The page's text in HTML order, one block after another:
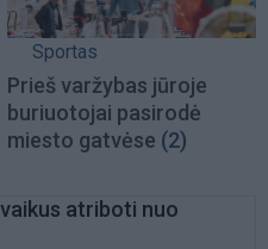
Sportas
Prieš varžybas jūroje
buriuotojai pasirodė
miesto gatvėse (2)
atriboti nuo